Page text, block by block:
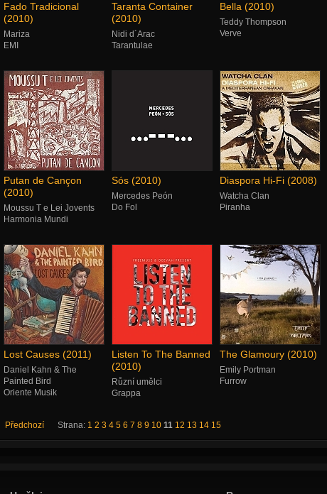
Fado Tradicional
(2010)
Mariza
EMI
Taranta Container
(2010)
Nidi d´Arac
Tarantulae
Bella (2010)
Teddy Thompson
Verve
Putan de Cançon
(2010)
Moussu T e Lei Jovents
Harmonia Mundi
Sós (2010)
Mercedes Peón
Do Fol
Diaspora Hi-Fi (2008)
Watcha Clan
Piranha
Lost Causes (2011)
Daniel Kahn & The
Painted Bird
Oriente Musik
Listen To The Banned
(2010)
Různí umělci
Grappa
The Glamoury (2010)
Emily Portman
Furrow
Předchozí Strana: 1 2 3 4 5 6 7 8 9 10 11 12 13 14 15